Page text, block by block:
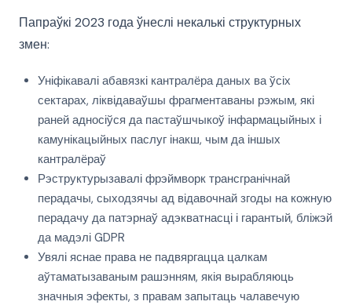
Папраўкі 2023 года ўнеслі некалькі структурных
змен:
Уніфікавалі абавязкі кантралёра даных ва ўсіх
сектарах, ліквідаваўшы фрагментаваны рэжым, які
раней адносіўся да пастаўшчыкоў інфармацыйных і
камунікацыйных паслуг інакш, чым да іншых
кантралёраў
Рэструктурызавалі фрэймворк трансгранічнай
перадачы, сыходзячы ад відавочнай згоды на кожную
перадачу да патэрнаў адэкватнасці і гарантый, бліжэй
да мадэлі GDPR
Увялі яснае права не падвяргацца цалкам
аўтаматызаваным рашэнням, якія вырабляюць
значныя эфекты, з правам запытаць чалавечую